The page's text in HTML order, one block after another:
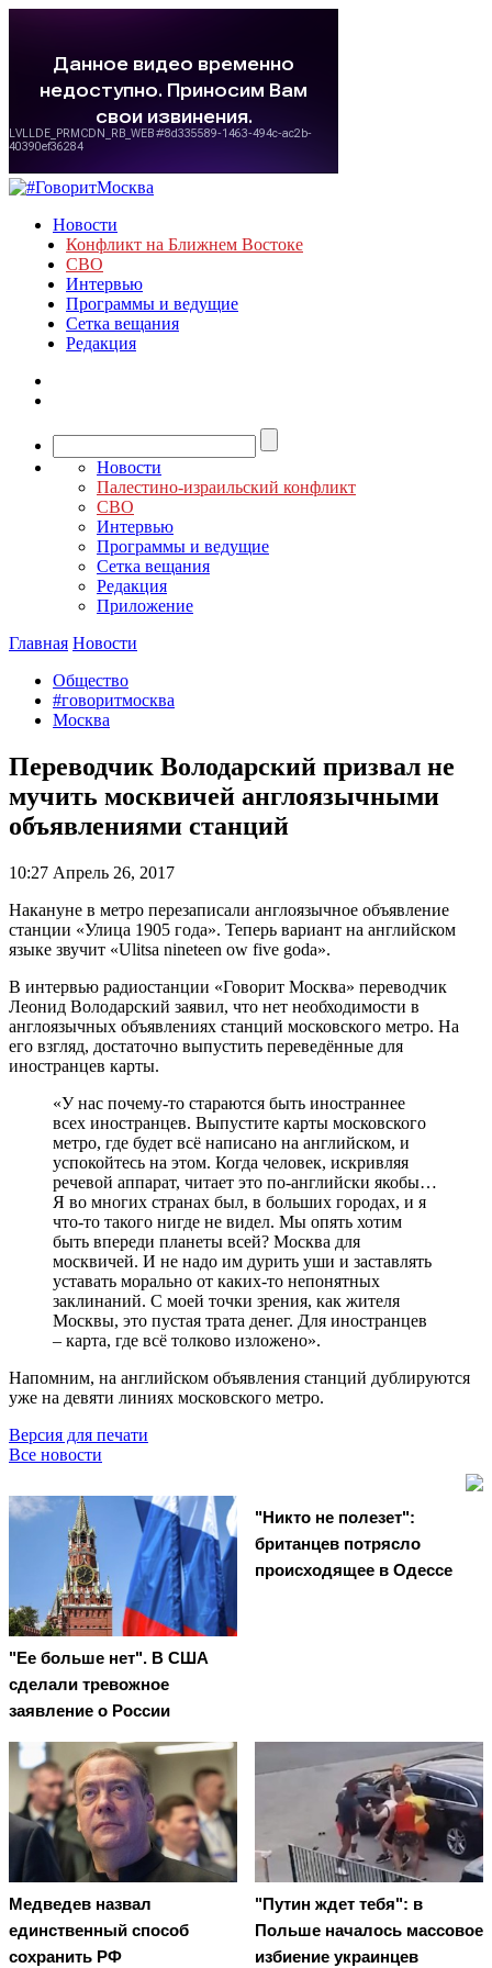
Новости
Конфликт на Ближнем Востоке
СВО
Интервью
Программы и ведущие
Сетка вещания
Редакция
Новости
Палестино-израильский конфликт
СВО
Интервью
Программы и ведущие
Сетка вещания
Редакция
Приложение
Главная Новости
Общество
#говоритмосква
Москва
Переводчик Володарский призвал не
мучить москвичей англоязычными
объявлениями станций
10:27 Апрель 26, 2017
Накануне в метро перезаписали англоязычное объявление
станции «Улица 1905 года». Теперь вариант на английском
языке звучит «Ulitsa nineteen ow five goda».
В интервью радиостанции «Говорит Москва» переводчик
Леонид Володарский заявил, что нет необходимости в
англоязычных объявлениях станций московского метро. На
его взгляд, достаточно выпустить переведённые для
иностранцев карты.
«У нас почему-то стараются быть иностраннее
всех иностранцев. Выпустите карты московского
метро, где будет всё написано на английском, и
успокойтесь на этом. Когда человек, искривляя
речевой аппарат, читает это по-английски якобы…
Я во многих странах был, в больших городах, и я
что-то такого нигде не видел. Мы опять хотим
быть впереди планеты всей? Москва для
москвичей. И не надо им дурить уши и заставлять
уставать морально от каких-то непонятных
заклинаний. С моей точки зрения, как жителя
Москвы, это пустая трата денег. Для иностранцев
– карта, где всё толково изложено».
Напомним, на английском объявления станций дублируются
уже на девяти линиях московского метро.
Версия для печати
Все новости
"Ее больше нет". В США
сделали тревожное
заявление о России
"Никто не полезет":
британцев потрясло
происходящее в Одессе
Медведев назвал
единственный способ
сохранить РФ
"Путин ждет тебя": в
Польше началось массовое
избиение украинцев